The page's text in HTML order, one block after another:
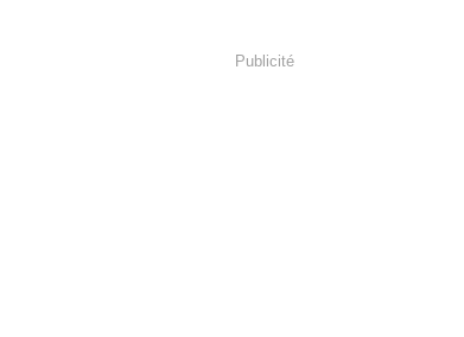
Publicité